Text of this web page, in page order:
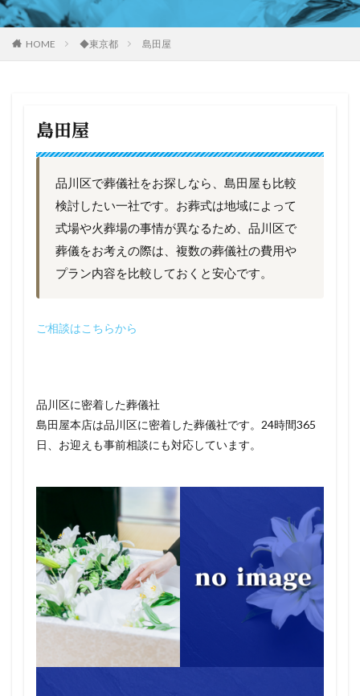
HOME ◆東京都 島田屋
島田屋
品川区で葬儀社をお探しなら、島田屋も比較
検討したい一社です。お葬式は地域によって
式場や火葬場の事情が異なるため、品川区で
葬儀をお考えの際は、複数の葬儀社の費用や
プラン内容を比較しておくと安心です。
ご相談はこちらから
品川区に密着した葬儀社
島田屋本店は品川区に密着した葬儀社です。24時間365
日、お迎えも事前相談にも対応しています。